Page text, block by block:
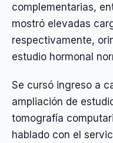
complementarias,
mostró elevadas
respectivamente,
estudio hormonal
Se cursó ingreso a
ampliación de
tomografía
hablado con el